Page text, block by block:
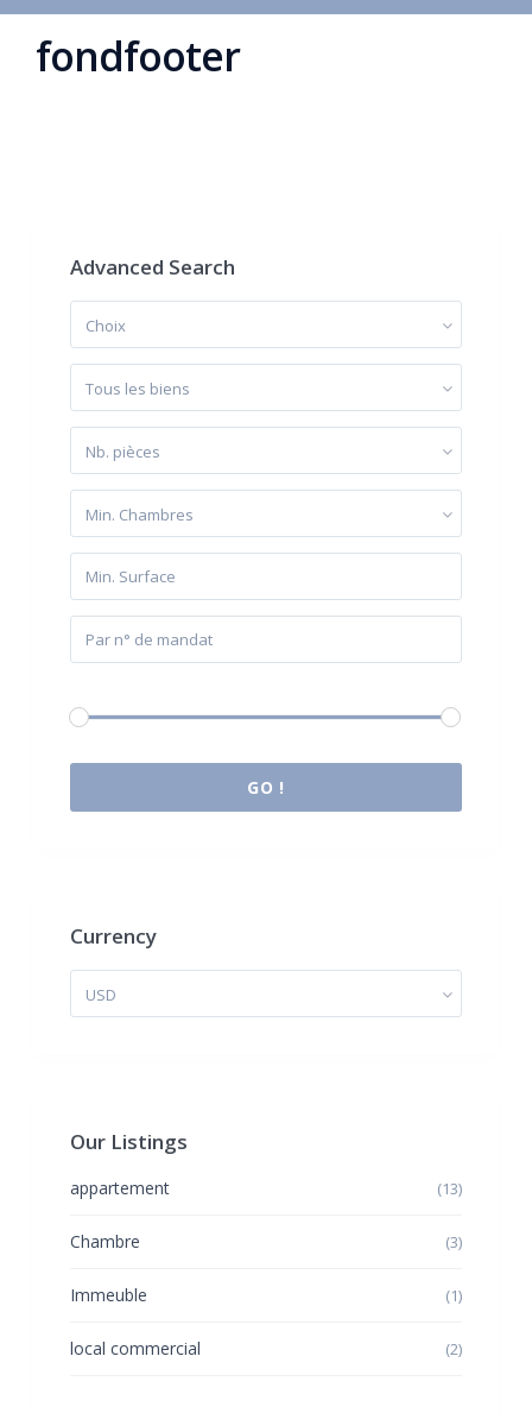
fondfooter
Advanced Search
Choix
Tous les biens
Nb. pièces
Min. Chambres
GO !
Currency
USD
Our Listings
appartement (13)
Chambre (3)
Immeuble (1)
local commercial (2)